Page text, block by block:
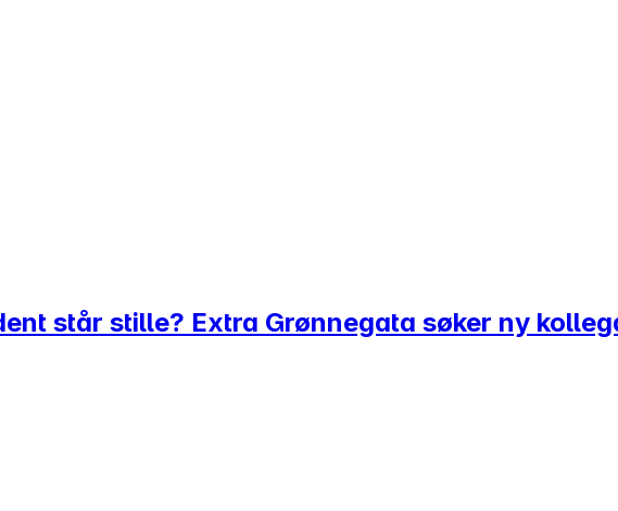
står stille? Extra Grønnegata søker ny